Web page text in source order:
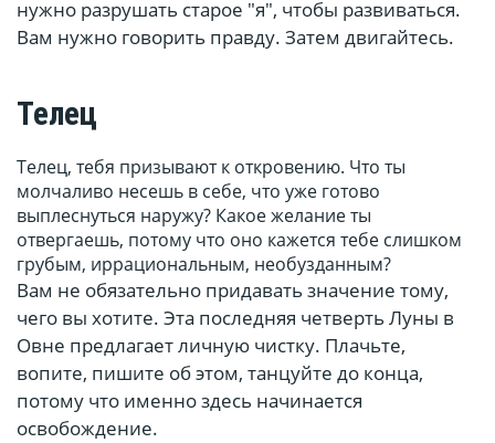
нужно разрушать старое "я", чтобы развиваться.
Вам нужно говорить правду. Затем двигайтесь.
Телец
Телец, тебя призывают к откровению. Что ты
молчаливо несешь в себе, что уже готово
выплеснуться наружу? Какое желание ты
отвергаешь, потому что оно кажется тебе слишком
грубым, иррациональным, необузданным?
Вам не обязательно придавать значение тому,
чего вы хотите. Эта последняя четверть Луны в
Овне предлагает личную чистку. Плачьте,
вопите, пишите об этом, танцуйте до конца,
потому что именно здесь начинается
освобождение.